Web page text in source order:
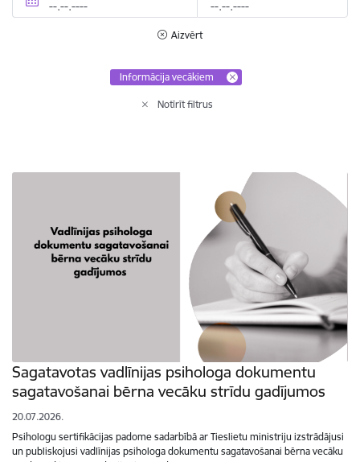
Aizvērt
Informācija vecākiem
Notīrīt filtrus
Sagatavotas vadlīnijas psihologa dokumentu
sagatavošanai bērna vecāku strīdu gadījumos
20.07.2026.
Psihologu sertifikācijas padome sadarbībā ar Tieslietu ministriju izstrādājusi
un publiskojusi vadlīnijas psihologa dokumentu sagatavošanai bērna vecāku